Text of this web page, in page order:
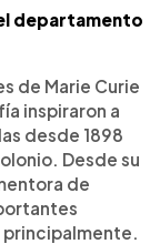
departamento
de Marie Curie
inspiraron a
desde 1898
Desde su
de